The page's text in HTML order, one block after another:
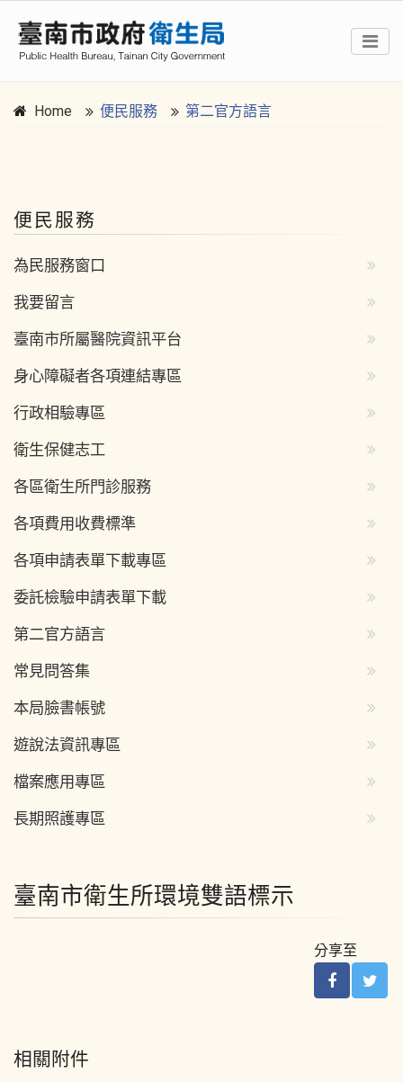
Home 便民服務 第二官方語言
便民服務
為民服務窗口
我要留言
臺南市所屬醫院資訊平台
身心障礙者各項連結專區
行政相驗專區
衛生保健志工
各區衛生所門診服務
各項費用收費標準
各項申請表單下載專區
委託檢驗申請表單下載
第二官方語言
常見問答集
本局臉書帳號
遊說法資訊專區
檔案應用專區
長期照護專區
臺南市衛生所環境雙語標示
分享至
相關附件